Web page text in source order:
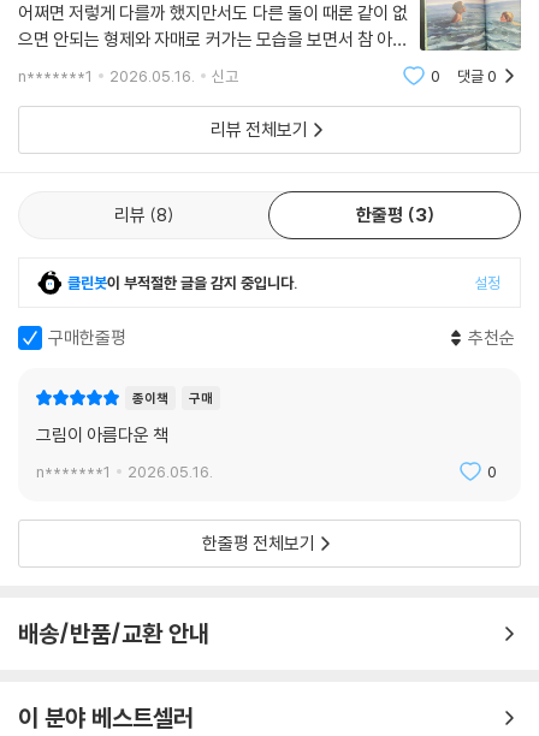
어쩌면 저렇게 다를까 했지만서도 다른 둘이 때론 같이 없
으면 안되는 형제와 자매로 커가는 모습을 보면서 참 아름
답다 가족이란 이런것 우애란 이런것 형제 자매간의 우애
그림책의 그림을 보면서도 참 아름답다~
n*******1 2026.05.16. 신고 0 댓글0
리뷰 전체보기
리뷰 8 한줄평 3
클린봇이 부적절한 글을 감지 중입니다. 설정
구매한줄평 추천순
종이책 구매
그림이 아름다운 책
n*******1 2026.05.16. 0
한줄평 전체보기
배송/반품/교환 안내
이 분야 베스트셀러